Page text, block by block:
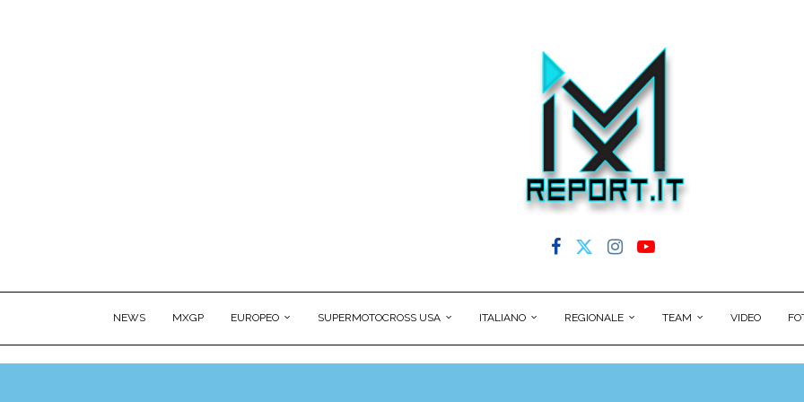
NEWS MXGP EUROPEO SUPERMOTOCROSS USA ITALIANO REGIONALE TEAM VIDEO